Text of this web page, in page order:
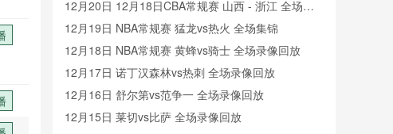
12月20日 12月18日CBA常规赛 山西 - 浙江 全场录
像
12月19日 NBA常规赛 猛龙vs热火 全场集锦
12月18日 NBA常规赛 黄蜂vs骑士 全场录像回放
12月17日 诺丁汉森林vs热刺 全场录像回放
12月16日 舒尔第vs范争一 全场录像回放
12月15日 莱切vs比萨 全场录像回放